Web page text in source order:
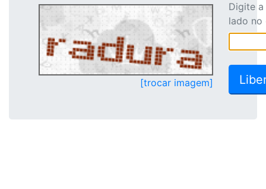
[trocar imagem]
Digite
lado no